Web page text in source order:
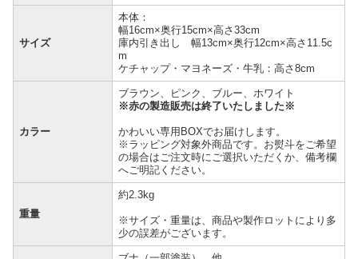
サイズ
本体：
幅16cm×奥行15cm×高さ33cm
庫内引き出し 幅13cm×奥行12cm×高さ11.5c
m
ケチャップ・マヨネーズ・牛乳：高さ8cm
カラー
ブラウン、ピンク、ブルー、ホワイト
※赤の製造販売は終了いたしました※
かわいい専用BOXでお届けします。
※ラッピング対象外商品です。お熨斗をご希望
の場合はご注文時にご選択いただくか、備考欄
へご明記ください。
重量
約2.3kg
※サイズ・重量は、商品や製作ロットにより多
少の誤差がございます。